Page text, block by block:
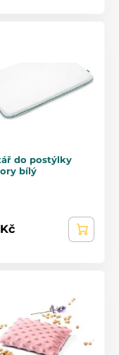
do postýlky
bílý